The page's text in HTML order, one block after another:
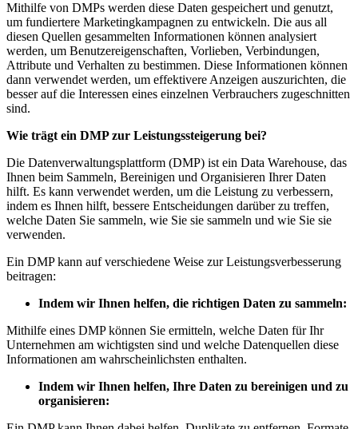
Mithilfe von DMPs werden diese Daten gespeichert und genutzt,
um fundiertere Marketingkampagnen zu entwickeln. Die aus all
diesen Quellen gesammelten Informationen können analysiert
werden, um Benutzereigenschaften, Vorlieben, Verbindungen,
Attribute und Verhalten zu bestimmen. Diese Informationen können
dann verwendet werden, um effektivere Anzeigen auszurichten, die
besser auf die Interessen eines einzelnen Verbrauchers zugeschnitten
sind.
Wie trägt ein DMP zur Leistungssteigerung bei?
Die Datenverwaltungsplattform (DMP) ist ein Data Warehouse, das
Ihnen beim Sammeln, Bereinigen und Organisieren Ihrer Daten
hilft. Es kann verwendet werden, um die Leistung zu verbessern,
indem es Ihnen hilft, bessere Entscheidungen darüber zu treffen,
welche Daten Sie sammeln, wie Sie sie sammeln und wie Sie sie
verwenden.
Ein DMP kann auf verschiedene Weise zur Leistungsverbesserung
beitragen:
Indem wir Ihnen helfen, die richtigen Daten zu sammeln:
Mithilfe eines DMP können Sie ermitteln, welche Daten für Ihr
Unternehmen am wichtigsten sind und welche Datenquellen diese
Informationen am wahrscheinlichsten enthalten.
Indem wir Ihnen helfen, Ihre Daten zu bereinigen und zu
organisieren: